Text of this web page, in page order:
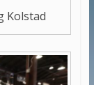
Kolstad